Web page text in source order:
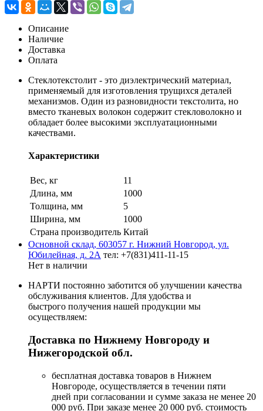
Описание
Наличие
Доставка
Оплата
Стеклотекстолит - это диэлектрический материал,
применяемый для изготовления трущихся деталей
механизмов. Один из разновидности текстолита, но
вместо тканевых волокон содержит стекловолокно и
обладает более высокими эксплуатационными
качествами.
Характеристики
Вес, кг
11
Длина, мм
1000
Толщина, мм
5
Ширина, мм
1000
Страна производитель Китай
Основной склад, 603057 г. Нижний Новгород, ул.
Юбилейная, д. 2А тел: +7(831)411-11-15
Нет в наличии
НАРТИ постоянно заботится об улучшении качества
обслуживания клиентов. Для удобства и
быстрого получения нашей продукции мы
осуществляем:
Доставка по Нижнему Новгороду и
Нижегородской обл.
бесплатная доставка товаров в Нижнем
Новгороде, осуществляется в течении пяти
дней при согласовании и сумме заказа не менее 20
000 руб. При заказе менее 20 000 руб. стоимость